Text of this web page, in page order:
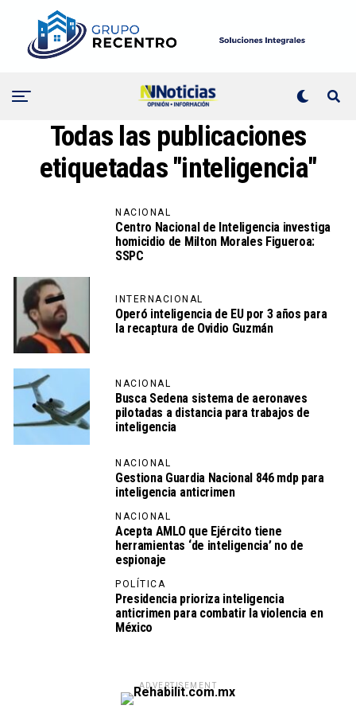
Todas las publicaciones
etiquetadas "inteligencia"
NACIONAL
Centro Nacional de Inteligencia investiga
homicidio de Milton Morales Figueroa:
SSPC
INTERNACIONAL
Operó inteligencia de EU por 3 años para
la recaptura de Ovidio Guzmán
NACIONAL
Busca Sedena sistema de aeronaves
pilotadas a distancia para trabajos de
inteligencia
NACIONAL
Gestiona Guardia Nacional 846 mdp para
inteligencia anticrimen
NACIONAL
Acepta AMLO que Ejército tiene
herramientas ‘de inteligencia’ no de
espionaje
POLÍTICA
Presidencia prioriza inteligencia
anticrimen para combatir la violencia en
México
ADVERTISEMENT